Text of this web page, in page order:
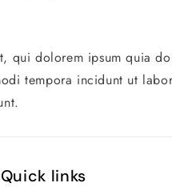
qui dolorem ipsum quia
tempora incidunt ut
Quick links